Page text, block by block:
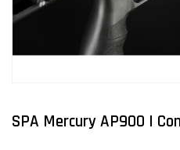
SPA Mercury AP900 |